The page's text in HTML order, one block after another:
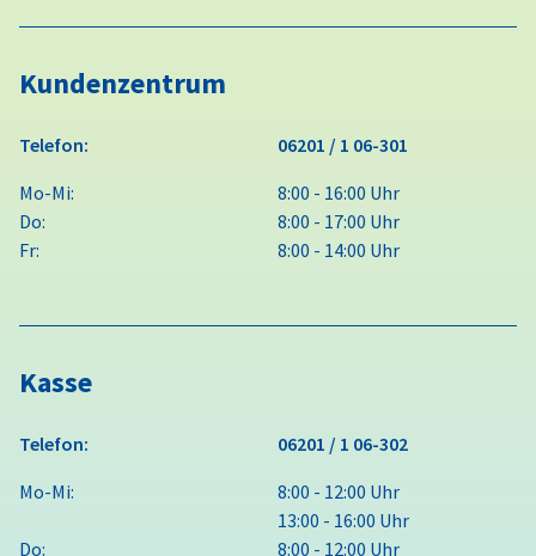
Kundenzentrum
Telefon:
06201 / 1 06-301
Mo-Mi:
8:00 - 16:00 Uhr
Do:
8:00 - 17:00 Uhr
Fr:
8:00 - 14:00 Uhr
Kasse
Telefon:
06201 / 1 06-302
Mo-Mi:
8:00 - 12:00 Uhr
13:00 - 16:00 Uhr
Do:
8:00 - 12:00 Uhr